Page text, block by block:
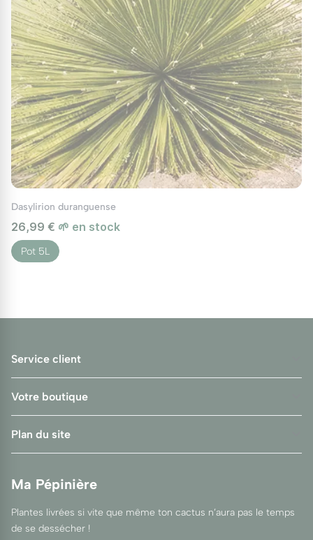
Dasylirion duranguense
26,99 € 🌱 en stock
Pot 5L
Service client
Votre boutique
Plan du site
Ma Pépinière
Plantes livrées si vite que même ton cactus n’aura pas le temps
de se dessécher !